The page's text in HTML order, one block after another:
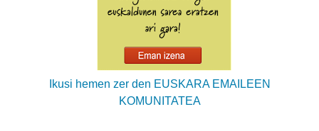
Ikusi hemen zer den EUSKARA EMAILEEN
KOMUNITATEA